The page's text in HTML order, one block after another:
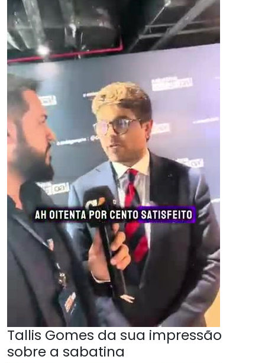
Tallis Gomes da sua impressão
sobre a sabatina